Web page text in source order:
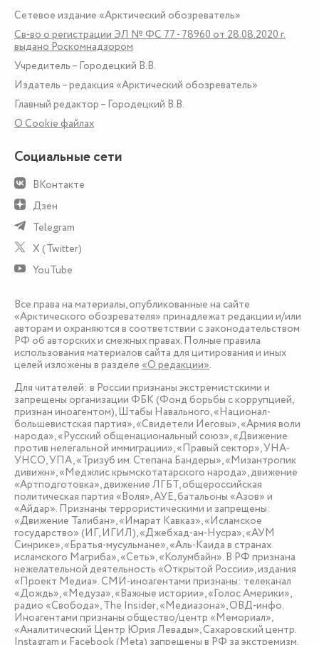
Сетевое издание «Арктический обозреватель»
Св-во о регистрации ЭЛ № ФС 77 - 78960 от 28.08.2020 г.
выдано Роскомнадзором
Учредитель – Городецкий В.В.
Издатель – редакция «Арктический обозреватель»
Главный редактор – Городецкий В.В.
О Сookie файлах
Социальные сети
ВКонтакте
Дзен
Telegram
X (Twitter)
YouTube
Все права на материалы, опубликованные на сайте
«Арктического обозревателя» принадлежат редакции и/или
авторам и охраняются в соответствии с законодательством
РФ об авторских и смежных правах. Полные правила
использования материалов сайта для цитирования и иных
целей изложены в разделе «О редакции».
Для читателей: в России признаны экстремистскими и
запрещены организации ФБК (Фонд борьбы с коррупцией,
признан иноагентом), Штабы Навального, «Национал-
большевистская партия», «Свидетели Иеговы», «Армия воли
народа», «Русский общенациональный союз», «Движение
против нелегальной иммиграции», «Правый сектор», УНА-
УНСО, УПА, «Тризуб им. Степана Бандеры», «Мизантропик
дивижн», «Меджлис крымскотатарского народа», движение
«Артподготовка», движение ЛГБТ, общероссийская
политическая партия «Воля», АУЕ, батальоны «Азов» и
«Айдар». Признаны террористическими и запрещены:
«Движение Талибан», «Имарат Кавказ», «Исламское
государство» (ИГ, ИГИЛ), «Джебхад-ан-Нусра», «АУМ
Синрике», «Братья-мусульмане», «Аль-Каида в странах
исламского Магриба», «Сеть», «Колумбайн». В РФ признана
нежелательной деятельность «Открытой России», издания
«Проект Медиа». СМИ-иноагентами признаны: телеканал
«Дождь», «Медуза», «Важные истории», «Голос Америки»,
радио «Свобода», The Insider, «Медиазона», ОВД-инфо.
Иноагентами признаны общество/центр «Мемориал»,
«Аналитический Центр Юрия Левады», Сахаровский центр.
Instagram и Facebook (Metа) запрещены в РФ за экстремизм.